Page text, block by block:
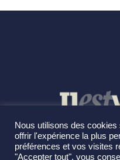
Nous utilisons des
offrir l'expérience la plus
préférences et vos visites
"Accepter tout", vous